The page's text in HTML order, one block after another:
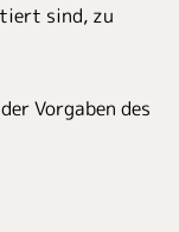
sind, zu
Vorgaben des